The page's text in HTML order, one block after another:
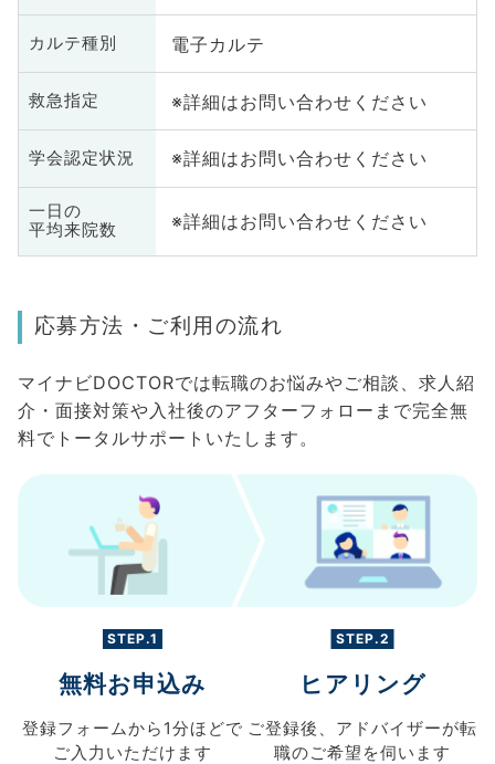
カルテ種別 電子カルテ
救急指定 ※詳細はお問い合わせください
学会認定状況 ※詳細はお問い合わせください
一日の
平均来院数
※詳細はお問い合わせください
応募方法・ご利用の流れ
マイナビDOCTORでは転職のお悩みやご相談、求人紹
介・面接対策や入社後のアフターフォローまで完全無
料でトータルサポートいたします。
STEP.1
無料お申込み
登録フォームから 1分ほどで
ご入力 いただけます
STEP.2
ヒアリング
ご登録後、 アドバイザーが転
職のご希望を伺います